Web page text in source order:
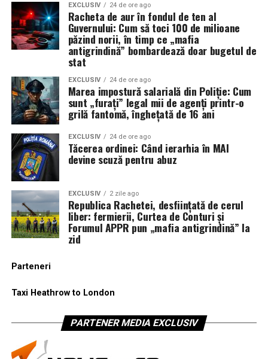
EXCLUSIV 24 de ore ago
Racheta de aur în fondul de ten al
Guvernului: Cum să toci 100 de milioane
păzind norii, în timp ce „mafia
antigrindină” bombardează doar bugetul de
stat
EXCLUSIV 24 de ore ago
Marea impostură salarială din Poliție: Cum
sunt „furați” legal mii de agenți printr-o
grilă fantomă, înghețată de 16 ani
EXCLUSIV 24 de ore ago
Tăcerea ordinei: Când ierarhia în MAI
devine scuză pentru abuz
EXCLUSIV 2 zile ago
Republica Rachetei, desființată de cerul
liber: fermierii, Curtea de Conturi și
Forumul APPR pun „mafia antigrindină” la
zid
Parteneri
Taxi Heathrow to London
PARTENER MEDIA EXCLUSIV